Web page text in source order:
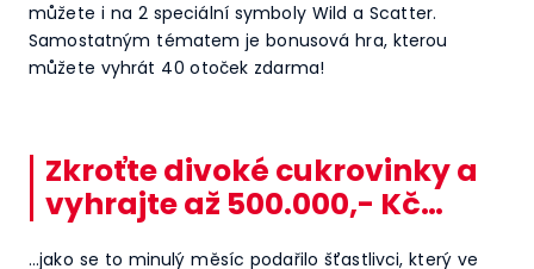
můžete i na 2 speciální symboly Wild a Scatter.
Samostatným tématem je bonusová hra, kterou
můžete vyhrát 40 otoček zdarma!
Zkroťte divoké cukrovinky a
vyhrajte až 500.000,- Kč…
…jako se to minulý měsíc podařilo šťastlivci, který ve